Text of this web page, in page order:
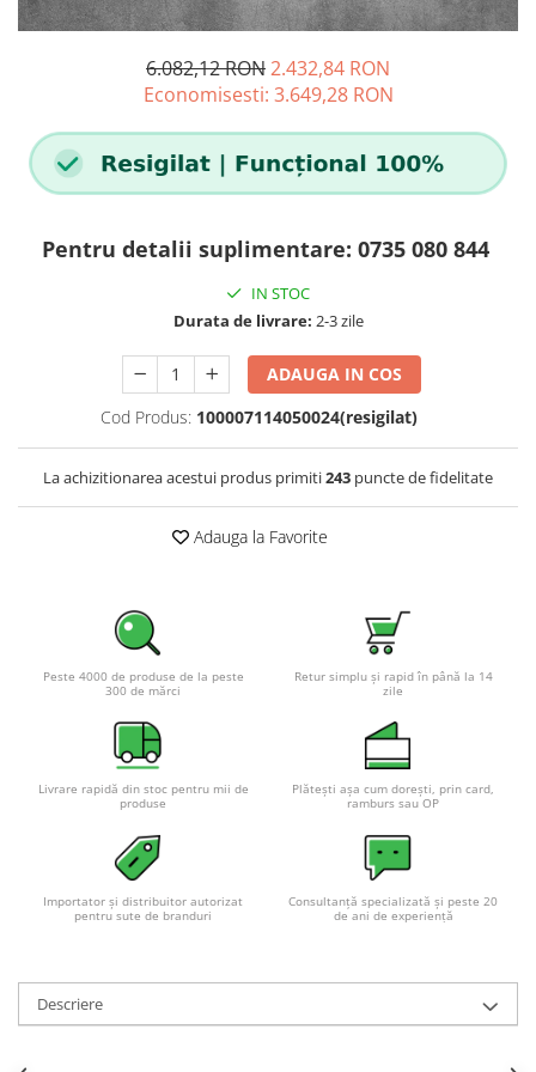
Incarcatoare acumulatori
Panouri fotovoltaice
fotovoltaice
Accesorii
Invertoare Hibrid
Controlere solare
Sisteme de stocare energie
Sisteme fotovoltaice complete
Sisteme fotovoltaice de putere
mica (rulota/caravan/case de
Sisteme fotovoltaice profesionale
Pachete sisteme fotovoltaice
Statii de incarcare vehicule
Statii de incarcare
electrice
Accesorii
6.082,12 RON2.432,84 RON
Economisesti: 3.649,28 RON
Pentru detalii suplimentare: 0735 080 844
IN STOC
Durata de livrare: 2-3 zile
ADAUGA IN COS
Cod Produs: 100007114050024(resigilat)
La achizitionarea acestui produs primiti243 puncte de fidelitate
Adauga la Favorite
Peste 4000 de produse de la peste
300 de mărci
Retur simplu și rapid în până la 14
zile
Livrare rapidă din stoc pentru mii de
produse
Plătești așa cum dorești, prin card,
ramburs sau OP
Importator și distribuitor autorizat
pentru sute de branduri
Consultanță specializată și peste 20
de ani de experiență
Descriere